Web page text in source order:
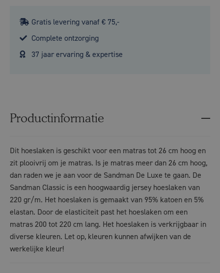
Gratis levering vanaf € 75,-
Complete ontzorging
37 jaar ervaring & expertise
Productinformatie
Dit hoeslaken is geschikt voor een matras tot 26 cm hoog en
zit plooivrij om je matras. Is je matras meer dan 26 cm hoog,
dan raden we je aan voor de Sandman De Luxe te gaan. De
Sandman Classic is een hoogwaardig jersey hoeslaken van
220 gr/m. Het hoeslaken is gemaakt van 95% katoen en 5%
elastan. Door de elasticiteit past het hoeslaken om een
matras 200 tot 220 cm lang. Het hoeslaken is verkrijgbaar in
diverse kleuren. Let op, kleuren kunnen afwijken van de
werkelijke kleur!